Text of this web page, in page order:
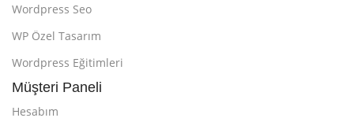
Wordpress Seo
WP Özel Tasarım
Wordpress Eğitimleri
Müşteri Paneli
Hesabım